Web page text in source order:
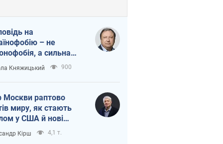
на
– не
а сильна
держава
Княжицький 900
Москви раптово
миру, як стають
у США й нові
топ-рейтинги
Кірш 4,1 т.